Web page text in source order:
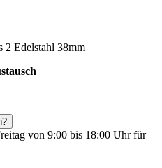
2 Edelstahl 38mm
von 9:00 bis 18:00 Uhr für